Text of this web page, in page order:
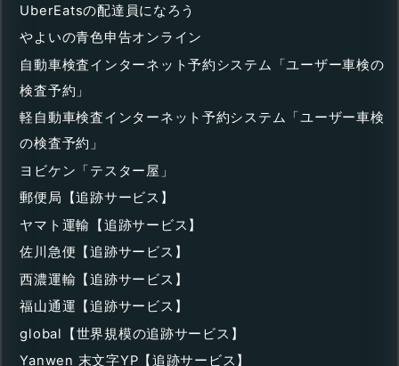
UberEatsの配達員になろう
やよいの青色申告オンライン
自動車検査インターネット予約システム「ユーザー車検の
検査予約」
軽自動車検査インターネット予約システム「ユーザー車検
の検査予約」
ヨビケン「テスター屋」
郵便局【追跡サービス】
ヤマト運輸【追跡サービス】
佐川急便【追跡サービス】
西濃運輸【追跡サービス】
福山通運【追跡サービス】
global【世界規模の追跡サービス】
Yanwen 末文字YP【追跡サービス】